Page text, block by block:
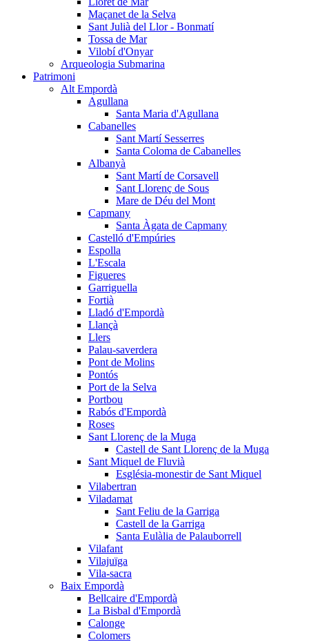
Maçanet de la Selva
Sant Julià del Llor - Bonmatí
Tossa de Mar
Vilobí d'Onyar
Arqueologia Submarina
Patrimoni
Alt Empordà
Agullana
Santa Maria d'Agullana
Cabanelles
Sant Martí Sesserres
Santa Coloma de Cabanelles
Albanyà
Sant Martí de Corsavell
Sant Llorenç de Sous
Mare de Déu del Mont
Capmany
Santa Àgata de Capmany
Castelló d'Empúries
Espolla
L'Escala
Figueres
Garriguella
Fortià
Lladó d'Empordà
Llançà
Llers
Palau-saverdera
Pont de Molins
Pontós
Port de la Selva
Portbou
Rabós d'Empordà
Roses
Sant Llorenç de la Muga
Castell de Sant Llorenç de la Muga
Sant Miquel de Fluvià
Església-monestir de Sant Miquel
Vilabertran
Viladamat
Sant Feliu de la Garriga
Castell de la Garriga
Santa Eulàlia de Palauborrell
Vilafant
Vilajuïga
Vila-sacra
Baix Empordà
Bellcaire d'Empordà
La Bisbal d'Empordà
Calonge
Colomers